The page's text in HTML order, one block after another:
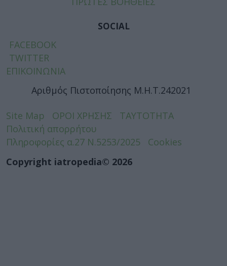
SOCIAL
FACEBOOK
TWITTER
ΕΠΙΚΟΙΝΩΝΙΑ
Αριθμός Πιστοποίησης Μ.Η.Τ.242021
Site Map ΟΡΟΙ ΧΡΗΣΗΣ
ΤΑΥΤΟΤΗΤΑ
Πολιτική απορρήτου
Πληροφορίες α.27 Ν.5253/2025
Cookies
Copyright iatropedia© 2026